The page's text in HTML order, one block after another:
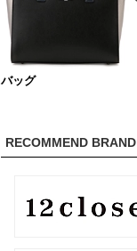
バッグ
RECOMMEND BRAND